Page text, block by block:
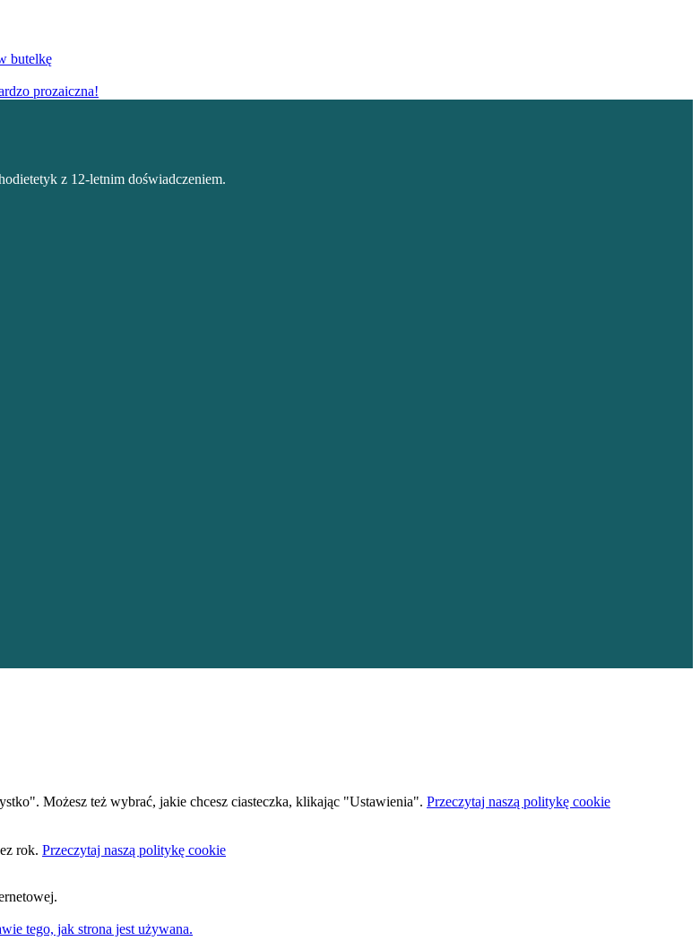
butelkę
prozaiczna!
z 12-letnim doświadczeniem.
Możesz też wybrać, jakie chcesz ciasteczka, klikając "Ustawienia". Przeczytaj naszą politykę cookie
rok. Przeczytaj naszą politykę cookie
tego, jak strona jest używana.